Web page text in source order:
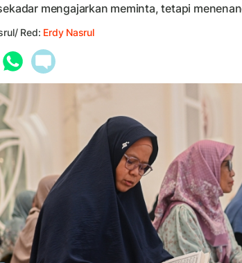
mengajarkan meminta, tetapi
Red: Erdy Nasrul